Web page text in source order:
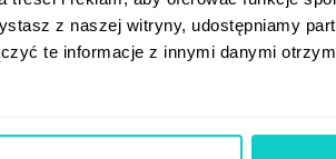
z naszej witryny, udostępniamy
te informacje z innymi danymi